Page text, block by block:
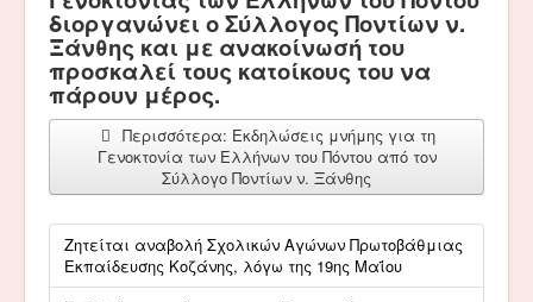
διοργανώνει ο Σύλλογος Ποντίων ν.
Ξάνθης και με ανακοίνωσή του
προσκαλεί τους κατοίκους του να
πάρουν μέρος.
Περισσότερα: Εκδηλώσεις μνήμης για τη
Γενοκτονία των Ελλήνων του Πόντου από τον
Σύλλογο Ποντίων ν. Ξάνθης
Ζητείται αναβολή Σχολικών Αγώνων Πρωτοβάθμιας
Εκπαίδευσης Κοζάνης, λόγω της 19ης Μαΐου